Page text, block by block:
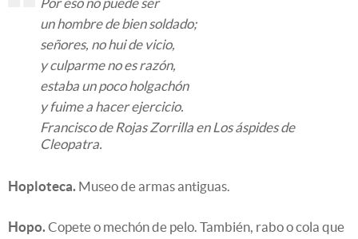
un hombre de bien soldado;
señores, no hui de vicio,
y culparme no es razón,
estaba un poco holgachón
y fuime a hacer ejercicio.
Francisco de Rojas Zorrilla en Los áspides de
Cleopatra.
Hoploteca. Museo de armas antiguas.
Hopo.Copete o mechón de pelo. También, rabo o cola que